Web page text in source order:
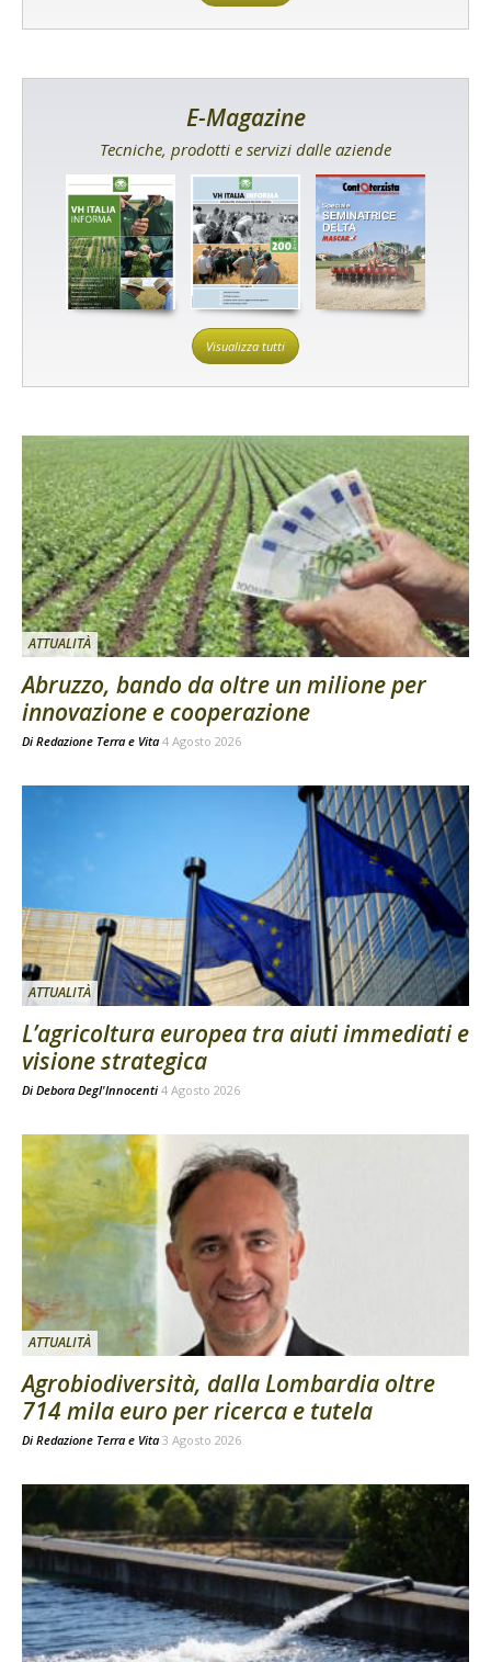
E-Magazine
Tecniche, prodotti e servizi dalle aziende
Visualizza tutti
ATTUALITÀ
Abruzzo, bando da oltre un milione per
innovazione e cooperazione
Di Redazione Terra e Vita 4 Agosto 2026
ATTUALITÀ
L’agricoltura europea tra aiuti immediati e
visione strategica
Di Debora Degl'Innocenti 4 Agosto 2026
ATTUALITÀ
Agrobiodiversità, dalla Lombardia oltre
714 mila euro per ricerca e tutela
Di Redazione Terra e Vita 3 Agosto 2026